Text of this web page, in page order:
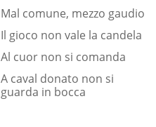
Mal comune, mezzo gaudio
Il gioco non vale la candela
Al cuor non si comanda
A caval donato non si
guarda in bocca